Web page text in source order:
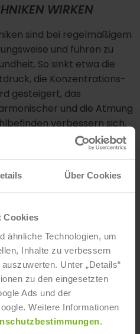
Über Cookies
Cookies
ähnliche Technologien, um
Inhalte zu verbessern
Unter „Details“
zu den eingesetzten
Ads und der
Weitere Informationen
.
WIRKEN
sind bei regelmäßigem
und führen zu
So sinkt etwa die
die Konzentrations-
gesteigert, das
und die Atmung
verbessern sich.
Indikationen.
lösen sich,
und depressive
aber auch Migräne,
Neurodermitis und
mit den gezielten
wieder. Die
um einiges mit
eines
Und natürlich kommt man
herum, mitAutogenem